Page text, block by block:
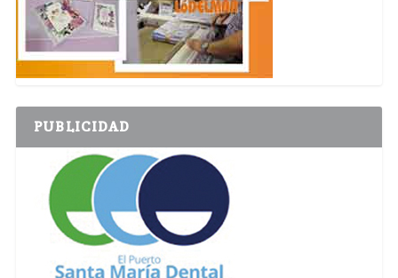
PUBLICIDAD